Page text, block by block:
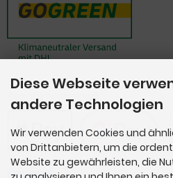
Bezahlmethoden
Diese Webseite
andere Technologien
Wir verwenden Cookies und
von Drittanbietern, um die
Website zu gewährleisten, die